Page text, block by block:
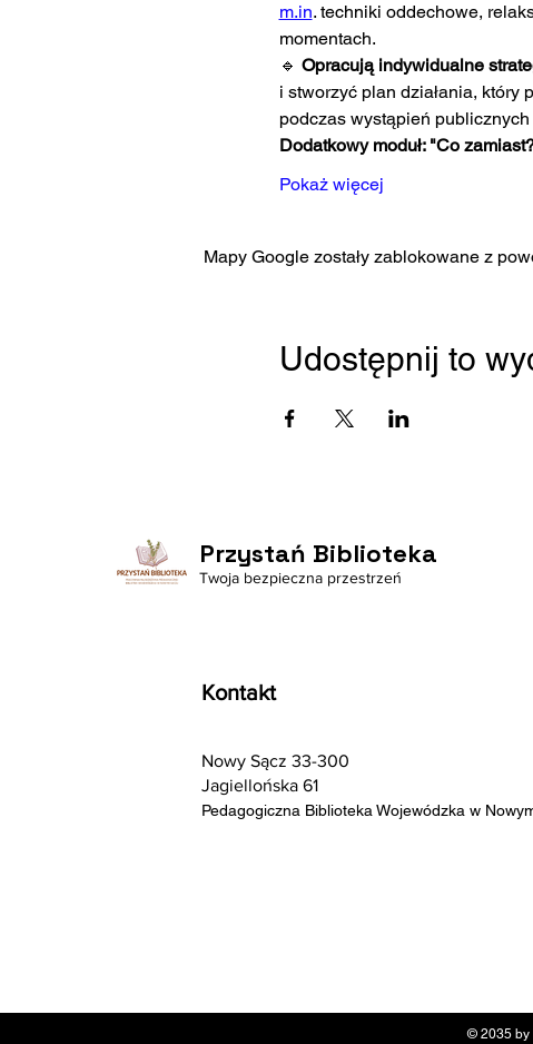
m.in. techniki oddechowe,
momentach.
🔹 Opracują indywidualne
i stworzyć plan działania,
podczas wystąpień
Dodatkowy moduł: "Co
Pokaż więcej
Mapy Google zostały zablokowane z
Udostępnij to
Przystań Biblioteka
Twoja bezpieczna przestrzeń
Kontakt
Nowy Sącz 33-300
Jagiellońska 61
Pedagogiczna Biblioteka Wojewódzka w
© 2035 by